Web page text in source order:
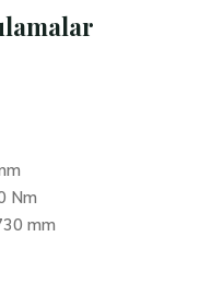
Nm
mm